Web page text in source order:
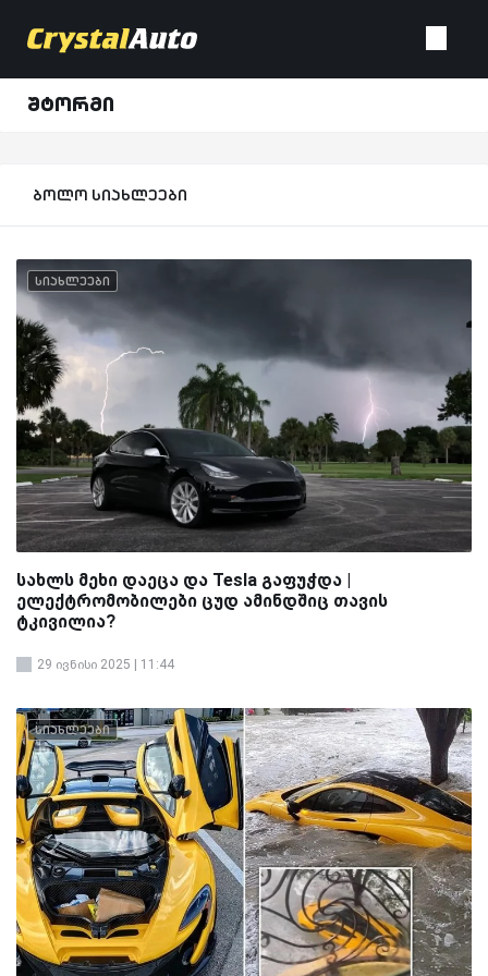
შტორმი
ბოლო სიახლეები
სიახლეები
სახლს მეხი დაეცა და Tesla გაფუჭდა |
ელექტრომობილები ცუდ ამინდშიც თავის
ტკივილია?
29 ივნისი 2025 | 11:44
სიახლეები